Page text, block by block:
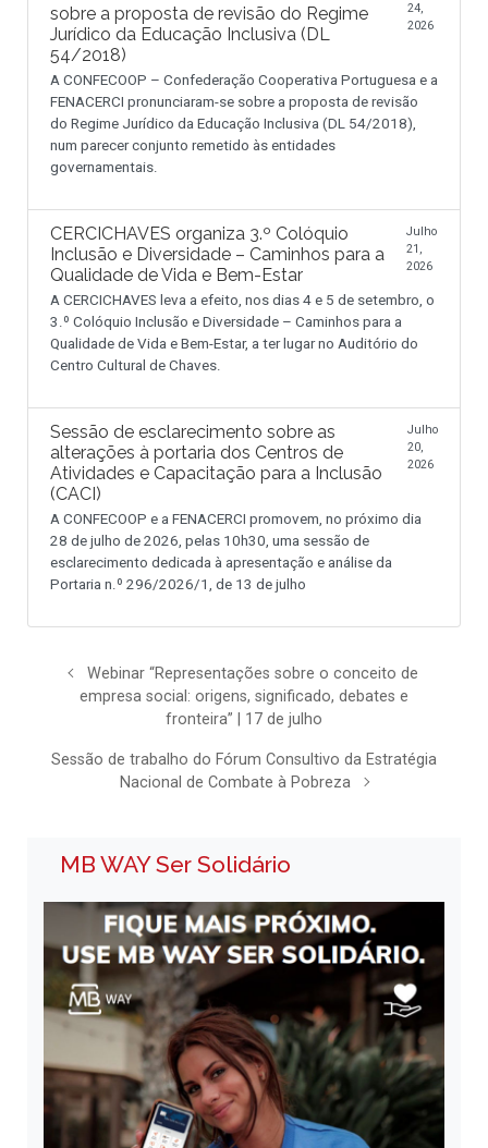
sobre a proposta de revisão do Regime
Jurídico da Educação Inclusiva (DL
54/2018)
24,
2026
A CONFECOOP – Confederação Cooperativa Portuguesa e a
FENACERCI pronunciaram-se sobre a proposta de revisão
do Regime Jurídico da Educação Inclusiva (DL 54/2018),
num parecer conjunto remetido às entidades
governamentais.
CERCICHAVES organiza 3.º Colóquio
Inclusão e Diversidade – Caminhos para a
Qualidade de Vida e Bem-Estar
Julho
21,
2026
A CERCICHAVES leva a efeito, nos dias 4 e 5 de setembro, o
3.º Colóquio Inclusão e Diversidade – Caminhos para a
Qualidade de Vida e Bem-Estar, a ter lugar no Auditório do
Centro Cultural de Chaves.
Sessão de esclarecimento sobre as
alterações à portaria dos Centros de
Atividades e Capacitação para a Inclusão
(CACI)
Julho
20,
2026
A CONFECOOP e a FENACERCI promovem, no próximo dia
28 de julho de 2026, pelas 10h30, uma sessão de
esclarecimento dedicada à apresentação e análise da
Portaria n.º 296/2026/1, de 13 de julho
Webinar “Representações sobre o conceito de
empresa social: origens, significado, debates e
fronteira” | 17 de julho
Sessão de trabalho do Fórum Consultivo da Estratégia
Nacional de Combate à Pobreza
MB WAY Ser Solidário